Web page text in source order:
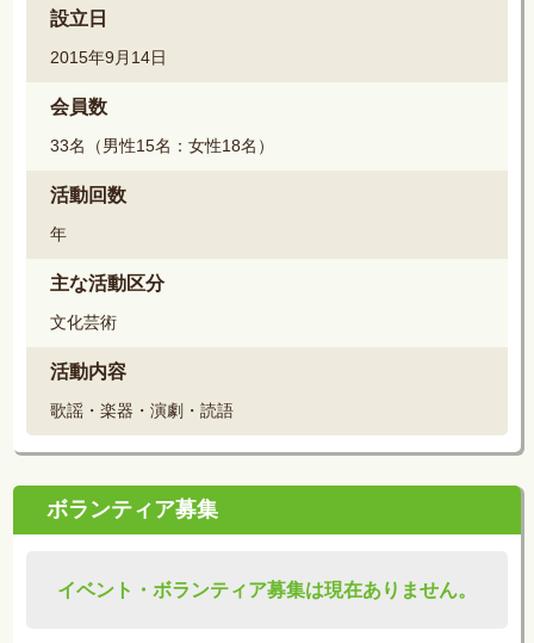
設立日
2015年9月14日
会員数
33名（男性15名：女性18名）
活動回数
年
主な活動区分
文化芸術
活動内容
歌謡・楽器・演劇・読語
ボランティア募集
イベント・ボランティア募集は現在ありません。